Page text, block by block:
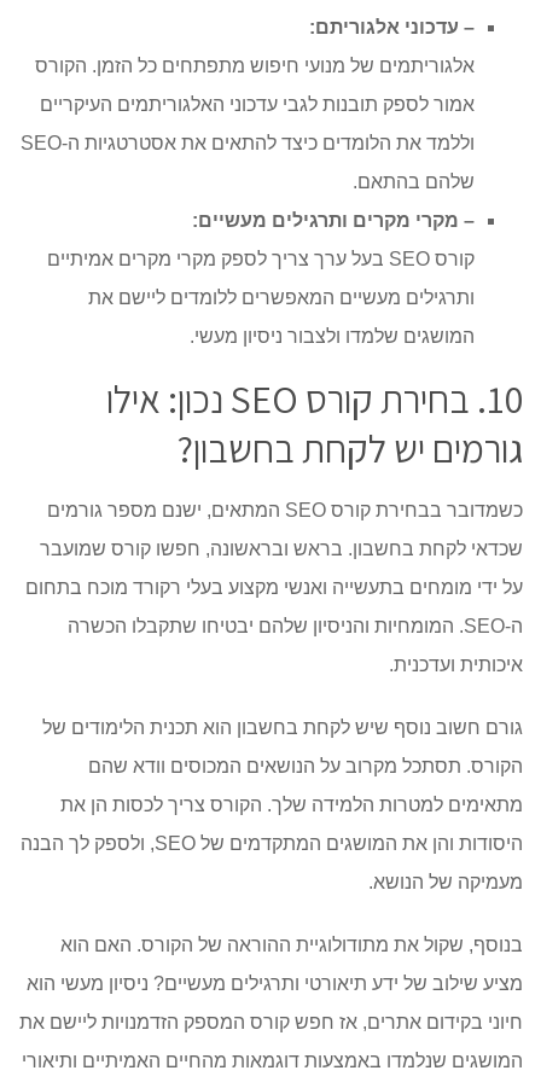
– עדכוני אלגוריתם:
אלגוריתמים של מנועי חיפוש מתפתחים כל הזמן. הקורס
אמור לספק תובנות לגבי עדכוני האלגוריתמים העיקריים
וללמד את הלומדים כיצד להתאים את אסטרטגיות ה-SEO
שלהם בהתאם.
– מקרי מקרים ותרגילים מעשיים:
קורס SEO בעל ערך צריך לספק מקרי מקרים אמיתיים
ותרגילים מעשיים המאפשרים ללומדים ליישם את
המושגים שלמדו ולצבור ניסיון מעשי.
10. בחירת קורס SEO נכון: אילו
גורמים יש לקחת בחשבון?
כשמדובר בבחירת קורס SEO המתאים, ישנם מספר גורמים
שכדאי לקחת בחשבון. בראש ובראשונה, חפשו קורס שמועבר
על ידי מומחים בתעשייה ואנשי מקצוע בעלי רקורד מוכח בתחום
ה-SEO. המומחיות והניסיון שלהם יבטיחו שתקבלו הכשרה
איכותית ועדכנית.
גורם חשוב נוסף שיש לקחת בחשבון הוא תכנית הלימודים של
הקורס. תסתכל מקרוב על הנושאים המכוסים וודא שהם
מתאימים למטרות הלמידה שלך. הקורס צריך לכסות הן את
היסודות והן את המושגים המתקדמים של SEO, ולספק לך הבנה
מעמיקה של הנושא.
בנוסף, שקול את מתודולוגיית ההוראה של הקורס. האם הוא
מציע שילוב של ידע תיאורטי ותרגילים מעשיים? ניסיון מעשי הוא
חיוני בקידום אתרים, אז חפש קורס המספק הזדמנויות ליישם את
המושגים שנלמדו באמצעות דוגמאות מהחיים האמיתיים ותיאורי